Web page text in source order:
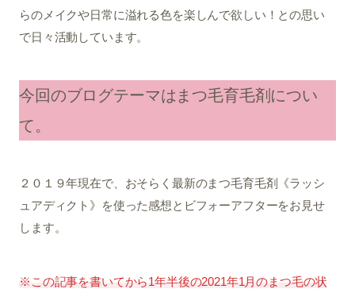
らのメイクや日常に溢れる色を楽しんで欲しい！との思い
で日々活動しています。
今回のブログテーマはまつ毛育毛剤につい
て。
２０１９年現在で、おそらく最新のまつ毛育毛剤《ラッシ
ュアディクト》を使った感想とビフォーアフターをお見せ
します。
※この記事を書いてから1年半後の2021年1月のまつ毛の状